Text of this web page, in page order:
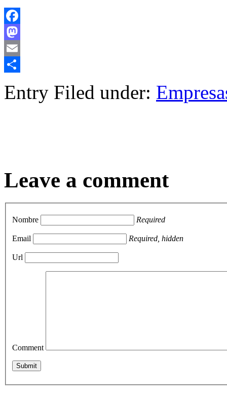
Facebook
Mastodon
Email
Entry Filed under:
Leave a comment
Nombre Required
Email Required, hidden
Url
Comment